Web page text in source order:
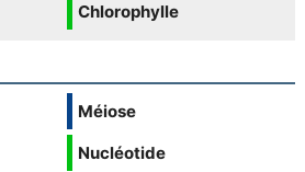
Chlorophylle
Méiose
Nucléotide